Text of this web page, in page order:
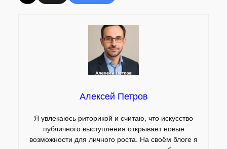
Алексей Петров
Я увлекаюсь риторикой и считаю, что искусство
публичного выступления открывает новые
возможности для личного роста. На своём блоге я